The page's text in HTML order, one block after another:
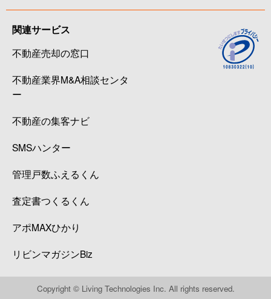
関連サービス
不動産売却の窓口
不動産業界M&A相談センタ
ー
不動産の集客ナビ
SMSハンター
管理戸数ふえるくん
査定書つくるくん
アポMAXひかり
リビンマガジンBiz
Copyright © Living Technologies Inc. All rights reserved.